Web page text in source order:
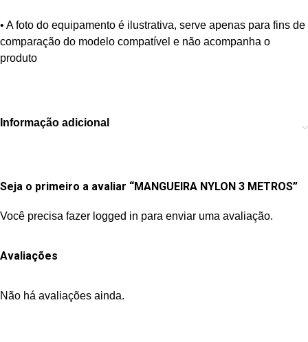
• A foto do equipamento é ilustrativa, serve apenas para fins de
comparação do modelo compatível e não acompanha o
produto
Informação adicional
Avaliações
Não há avaliações ainda.
Seja o primeiro a avaliar “MANGUEIRA NYLON 3 METROS”
Você precisa fazer logged in para enviar uma avaliação.